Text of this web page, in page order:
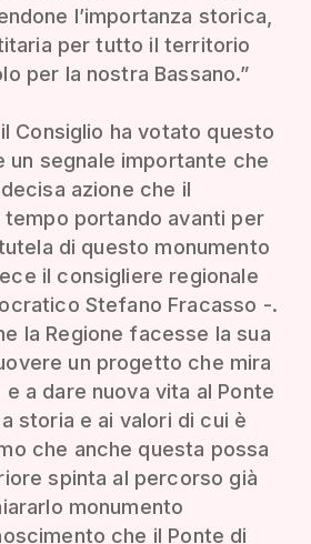
l’importanza storica,
per tutto il territorio
per la nostra Bassano.”
il Consiglio ha votato questo
un segnale importante che
azione che il
portando avanti per
di questo monumento
il consigliere regionale
Stefano Fracasso -.
la Regione facesse la sua
un progetto che mira
e a dare nuova vita al Ponte
storia e ai valori di cui è
che anche questa possa
spinta al percorso già
monumento
che il Ponte di